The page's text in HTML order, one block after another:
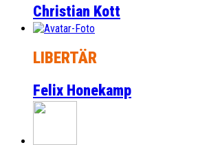
Christian Kott
LIBERTÄR
Felix Honekamp